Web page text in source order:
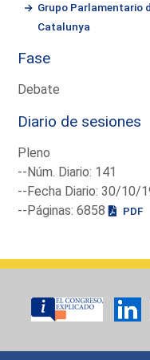
Grupo Parlamentario
Catalunya
Fase
Debate
Diario de sesiones
Pleno
--Núm. Diario: 141
--Fecha Diario: 30/10/
--Páginas: 6858
PDF